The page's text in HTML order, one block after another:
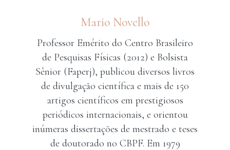
Mario Novello
Professor Emérito do Centro Brasileiro
de Pesquisas Físicas (2012) e Bolsista
Sênior (Faperj), publicou diversos livros
de divulgação científica e mais de 150
artigos científicos em prestigiosos
periódicos internacionais, e orientou
inúmeras dissertações de mestrado e teses
de doutorado no CBPF. Em 1979